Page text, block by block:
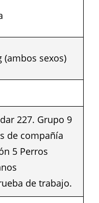
(ambos sexos)
227. Grupo 9
de compañía
5 Perros
de trabajo.